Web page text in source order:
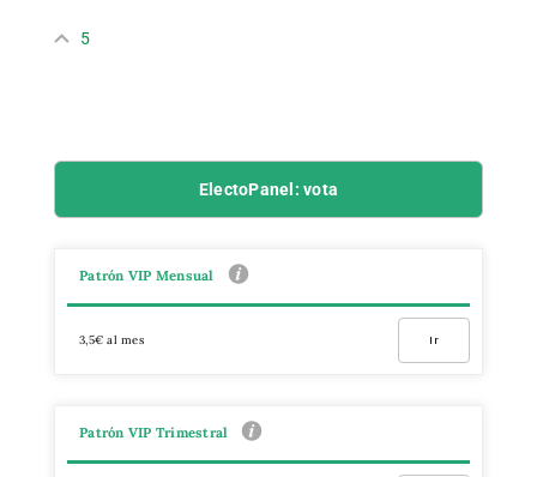
5
ElectoPanel: vota
Patrón VIP Mensual
3,5€ al mes Ir
Patrón VIP Trimestral